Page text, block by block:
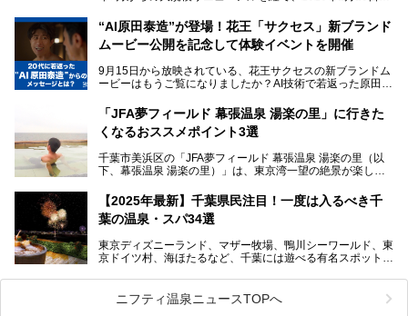
さらに最近では、24時間営業で深夜まで滞在できる施設
や、テレワーク・コワーキングスペースを備えた仕事もでき
るスパも増えており、ただの入浴施設にとどまらない進化を
本記事では、人気スーパー銭湯から絶景施設、コワーキング
スペースや休憩スペースが充実した施設、子連れファミリー
向けの施設など、目的に合わせたおすすめの施設を紹介しま
す。
ださい。
新設エリアや生まれ変わった浴場・サウナの魅力を、人気キ
ャラクター「ユーラシわん」と一緒にご紹介します。必見の
───
提供元：SPA＆HOTEL舞浜ユーラシア【PR】
です。
“AI原田泰造”が登場！花王「サクセス」新ブランド
ムービー公開を記念して体験イベントを開催
9月15日から放映されている、花王サクセスの新ブランドム
ービーはもうご覧になりましたか？AI技術で若返った原田泰
伝えるムービーです。公開を記念して、スパメッツァおおた
か竜泉寺の湯にて体験イベントを開催。花王サクセスの製品
が無料で試せるチャンスです！
提供元：花王株式会社【PR】
この記事は花王株式会社商品のPRレポート記事です。
「JFA夢フィールド 幕張温泉 湯楽の里」に行きた
くなるおススメポイント3選
千葉市美浜区の「JFA夢フィールド 幕張温泉 湯楽の里（以
下、幕張温泉 湯楽の里）」は、東京湾一望の絶景が楽しめ
設備も天然温泉の露天風呂、サウナ、岩盤浴のほか、高濃度
炭酸泉、海の見えるお休み処や食事処、展望抜群の屋上ま
で、年代を問わずたっぷり楽しめます。
今回は人気のこの施設の中でも、特におススメしたい3つの
ポイントについて厳選してお届けします。読めばきっと、行
【2025年最新】千葉県民注目！一度は入るべき千
葉の温泉・スパ34選
東京ディズニーランド、マザー牧場、鴨川シーワールド、東
京ドイツ村、海ほたるなど、千葉には遊べる有名スポットが
県で生まれ、千葉県で育ち、つい最近まで千葉在住だった私
がお勧めする、一度は入るべき千葉の温泉・スパ34選をま
とめました。
ニフティ温泉ニュースTOPへ